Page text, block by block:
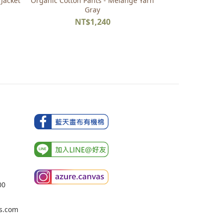
Gray
NT$1,240